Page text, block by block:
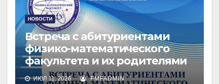
НОВОСТИ
Встреча с абитуриентами
физико-математического
факультета и их родителями
ИЮЛ 11, 2026 FMFADMIN